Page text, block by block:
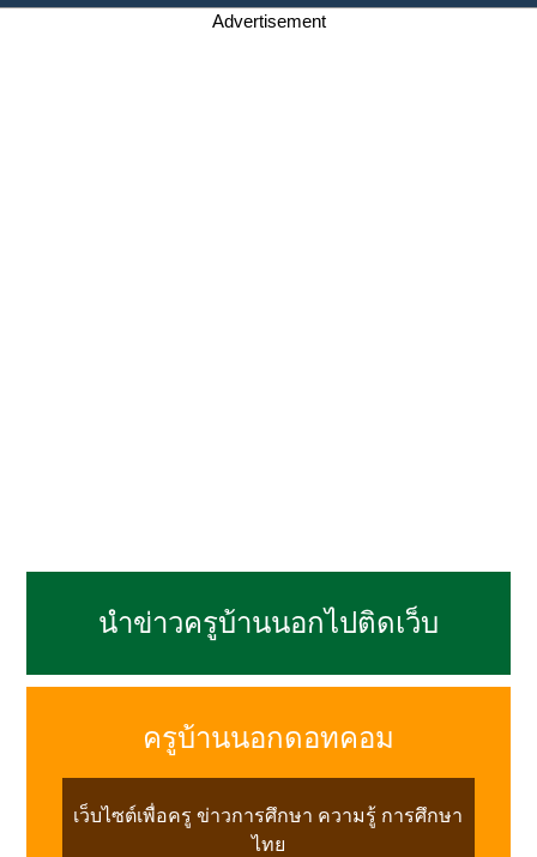
Advertisement
นำข่าวครูบ้านนอกไปติดเว็บ
ครูบ้านนอกดอทคอม
เว็บไซต์เพื่อครู ข่าวการศึกษา ความรู้ การศึกษา
ไทย